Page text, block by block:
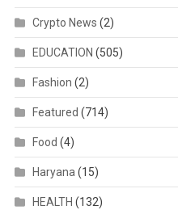
Crypto News (2)
EDUCATION (505)
Fashion (2)
Featured (714)
Food (4)
Haryana (15)
HEALTH (132)